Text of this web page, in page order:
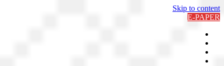
Skip to content
E-PAPER